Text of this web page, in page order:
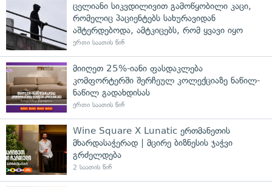
ცელიანი სიკვდილივით გამოწყობილი კაცი,
რომელიც პაციენტებს სახურავიდან
აშტერდებოდა, ამტკიცებს, რომ ყვავი იყო
ერთი საათის წინ
მიიღეთ 25%-იანი ფასდაკლება
კომფორტერში შერჩეულ კოლექციაზე ნაწილ-
ნაწილ გადახდისას
ერთი საათის წინ
Wine Square X Lunatic ერთმანეთის
მხარდასაჭერად | მცირე ბიზნესის ჯაჭვი
გრძელდება
2 საათის წინ